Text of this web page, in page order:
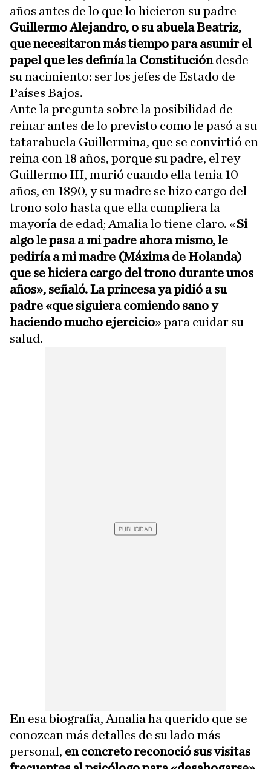
años antes de lo que lo hicieron su padre
Guillermo Alejandro, o su abuela Beatriz,
que necesitaron más tiempo para asumir el
papel que les definía la Constitucióndesde
su nacimiento: ser los jefes de Estado de
Países Bajos.
Ante la pregunta sobre la posibilidad de
reinar antes de lo previsto como le pasó a su
tatarabuela Guillermina, que se convirtió en
reina con 18 años, porque su padre, el rey
Guillermo III, murió cuando ella tenía 10
años, en 1890, y su madre se hizo cargo del
trono solo hasta que ella cumpliera la
mayoría de edad; Amalia lo tiene claro. «Si
algo le pasa a mi padre ahora mismo, le
pediría a mi madre (Máxima de Holanda)
que se hiciera cargo del trono durante unos
años», señaló. La princesa ya pidió a su
padre «que siguiera comiendo sano y
haciendo mucho ejercicio» para cuidar su
salud.
En esa biografía, Amalia ha querido que se
conozcan más detalles de su lado más
personal, en concreto reconoció sus visitas